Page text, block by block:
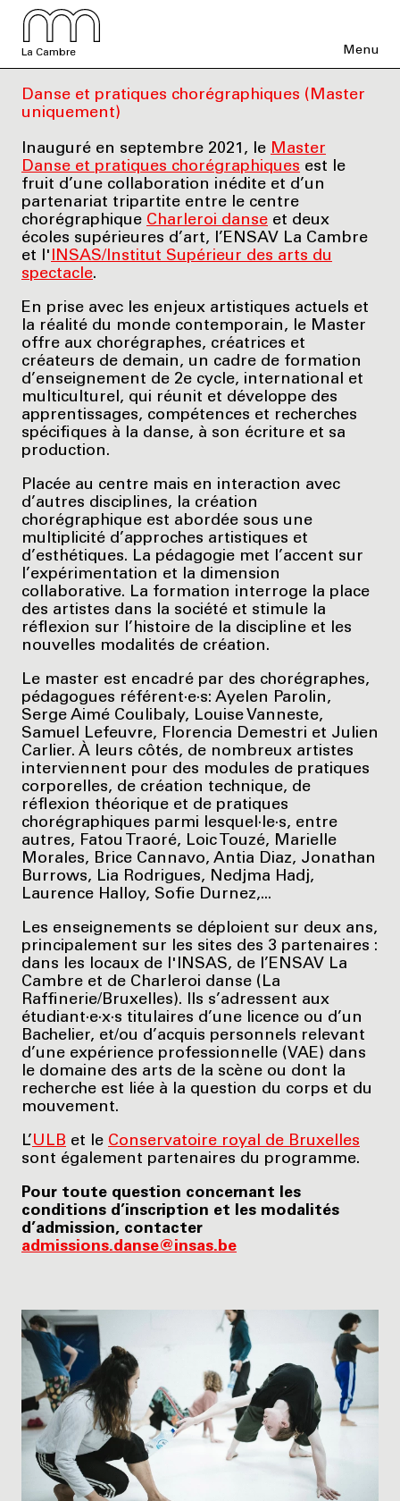
La Cambre Menu
Danse et pratiques chorégraphiques (Master
uniquement)
Inauguré en septembre 2021, le Master
Danse et pratiques chorégraphiques est le
fruit d’une collaboration inédite et d’un
partenariat tripartite entre le centre
chorégraphique Charleroi danse et deux
écoles supérieures d’art, l’ENSAV La Cambre
et l' INSAS/Institut Supérieur des arts du
spectacle.
En prise avec les enjeux artistiques actuels et
la réalité du monde contemporain, le Master
offre aux chorégraphes, créatrices et
créateurs de demain, un cadre de formation
d’enseignement de 2e cycle, international et
multiculturel, qui réunit et développe des
apprentissages, compétences et recherches
spécifiques à la danse, à son écriture et sa
production.
Placée au centre mais en interaction avec
d’autres disciplines, la création
chorégraphique est abordée sous une
multiplicité d’approches artistiques et
d’esthétiques. La pédagogie met l’accent sur
l’expérimentation et la dimension
collaborative. La formation interroge la place
des artistes dans la société et stimule la
réflexion sur l’histoire de la discipline et les
nouvelles modalités de création.
Le master est encadré par des chorégraphes,
pédagogues référent·e·s: Ayelen Parolin,
Serge Aimé Coulibaly, Louise Vanneste,
Samuel Lefeuvre, Florencia Demestri et Julien
Carlier. À leurs côtés, de nombreux artistes
interviennent pour des modules de pratiques
corporelles, de création technique, de
réflexion théorique et de pratiques
chorégraphiques parmi lesquel·le·s, entre
autres, Fatou Traoré, Loic Touzé, Marielle
Morales, Brice Cannavo, Antia Diaz, Jonathan
Burrows, Lia Rodrigues, Nedjma Hadj,
Laurence Halloy, Sofie Durnez,...
Les enseignements se déploient sur deux ans,
principalement sur les sites des 3 partenaires :
dans les locaux de l'INSAS, de l’ENSAV La
Cambre et de Charleroi danse (La
Raffinerie/Bruxelles). Ils s’adressent aux
étudiant·e·x·s titulaires d’une licence ou d’un
Bachelier, et/ou d’acquis personnels relevant
d’une expérience professionnelle (VAE) dans
le domaine des arts de la scène ou dont la
recherche est liée à la question du corps et du
mouvement.
L’ ULB et le Conservatoire royal de Bruxelles
sont également partenaires du programme.
Pour toute question concernant les
conditions d’inscription et les modalités
d’admission, contacter
admissions.danse@insas.be